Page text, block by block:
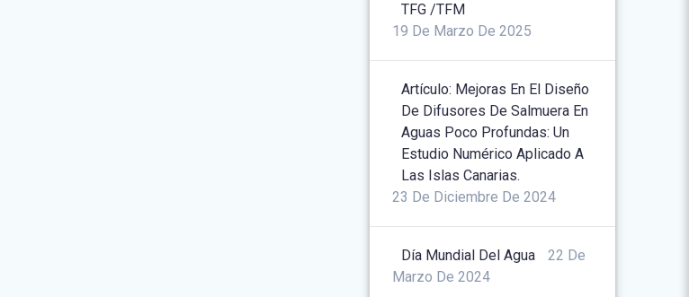
TFG /TFM
19 De Marzo De 2025
Artículo: Mejoras En El Diseño
De Difusores De Salmuera En
Aguas Poco Profundas: Un
Estudio Numérico Aplicado A
Las Islas Canarias.
23 De Diciembre De 2024
Día Mundial Del Agua
22 De
Marzo De 2024